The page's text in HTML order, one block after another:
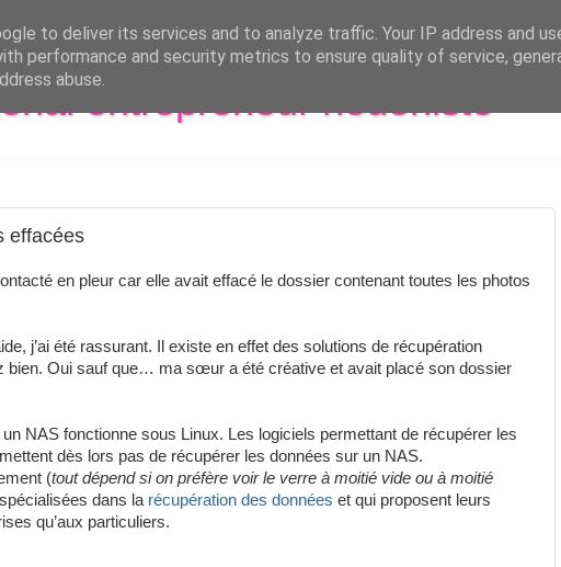
entrepreneur hédoniste
effacées
en pleur car elle avait effacé le dossier contenant toutes les photos
j’ai été rassurant. Il existe en effet des solutions de récupération
bien. Oui sauf que… ma sœur a été créative et avait placé son dossier
NAS fonctionne sous Linux. Les logiciels permettant de récupérer les
dès lors pas de récupérer les données sur un NAS.
(tout dépend si on préfère voir le verre à moitié vide ou à moitié
dans la récupération des données et qui proposent leurs
qu’aux particuliers.
to deliver its services and to analyze traffic. Your IP address and
performance and security metrics to ensure quality of service,
abuse.